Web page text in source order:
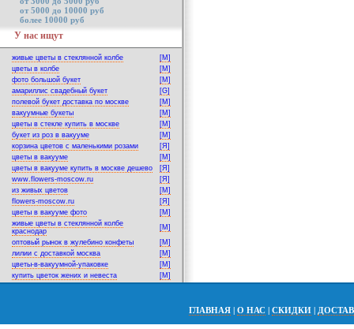
от 5000 до 10000 руб
более 10000 руб
У нас ищут
живые цветы в стеклянной колбе
[M]
цветы в колбе
[M]
фото большой букет
[M]
амариллис свадебный букет
[G]
полевой букет доставка по москве
[M]
вакуумные букеты
[M]
цветы в стекле купить в москве
[M]
букет из роз в вакууме
[M]
корзина цветов с маленькими розами
[Я]
цветы в вакууме
[M]
цветы в вакууме купить в москве дешево
[Я]
www.flowers-moscow.ru
[Я]
из живых цветов
[M]
flowers-moscow.ru
[Я]
цветы в вакууме фото
[M]
живые цветы в стеклянной колбе
краснодар
[M]
оптовый рынок в жулебино конфеты
[M]
лилии с доставкой москва
[M]
цветы-в-вакуумной-упаковке
[M]
купить цветок жених и невеста
[M]
ГЛАВНАЯ | О НАС | СКИДКИ |